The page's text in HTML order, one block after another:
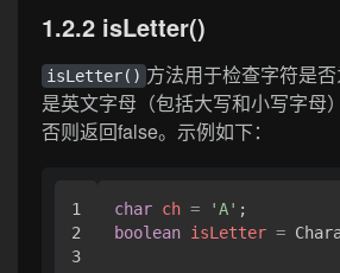
1.2.2 isLetter()
isLetter() 方法用于检查字符是
是英文字母（包括大写和小写字母
否则返回false。示例如下：
1
2
3
char ch = 'A'
boolean isLetter =